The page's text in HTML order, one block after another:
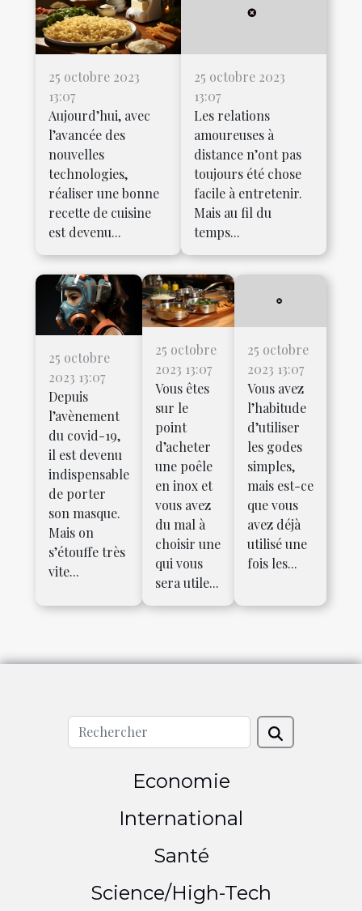
25 octobre 2023
13:07
Aujourd’hui, avec
l’avancée des
nouvelles
technologies,
réaliser une bonne
recette de cuisine
est devenu...
25 octobre 2023
13:07
Les relations
amoureuses à
distance n’ont pas
toujours été chose
facile à entretenir.
Mais au fil du
temps...
25 octobre
2023 13:07
Depuis
l’avènement
du covid-19,
il est devenu
indispensable
de porter
son masque.
Mais on
s’étouffe très
vite...
25 octobre
2023 13:07
Vous êtes
sur le
point
d’acheter
une poêle
en inox et
vous avez
du mal à
choisir une
qui vous
sera utile...
25 octobre
2023 13:07
Vous avez
l’habitude
d’utiliser
les godes
simples,
mais est-ce
que vous
avez déjà
utilisé une
fois les...
Economie
International
Santé
Science/High-Tech